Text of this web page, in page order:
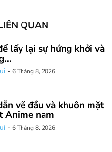
QUAN
lấy lại sự hứng khởi và
- 6 Tháng 8, 2026
vẽ đầu và khuôn mặt
Anime nam
- 6 Tháng 8, 2026